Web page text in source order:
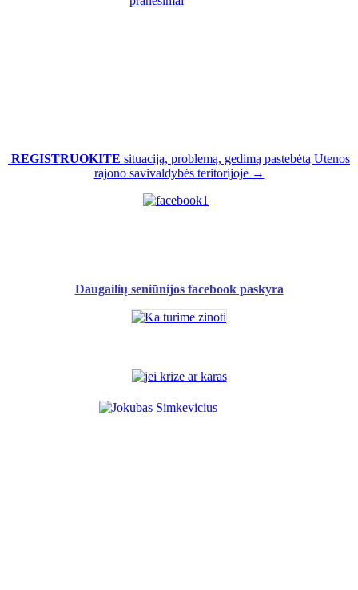
REGISTRUOKITE situaciją, problemą, gedimą pastebėtą Utenos
rajono savivaldybės teritorijoje →
Daugailių seniūnijos facebook paskyra